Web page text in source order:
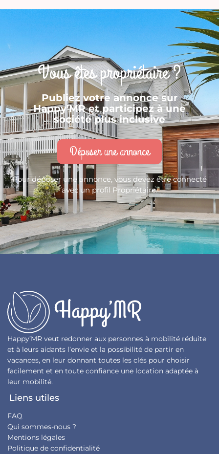
Vous êtes propriétaire ?
Publiez votre annonce sur
Happy’MR et participez à une
société plus inclusive
Déposer une annonce
Pour déposer une annonce, vous devez être connecté
avec un profil Propriétaire.
Happy’MR veut redonner aux personnes à mobilité réduite
et à leurs aidants l’envie et la possibilité de partir en
vacances, en leur donnant toutes les clés pour choisir
facilement et en toute confiance une location adaptée à
leur mobilité.
Liens utiles
FAQ
Qui sommes-nous ?
Mentions légales
Politique de confidentialité